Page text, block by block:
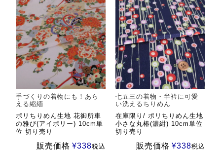
手づくりの着物にも！あら
える縮緬
ポリちりめん生地 花御所車
の雅び(アイボリー) 10cm単
位 切り売り
販売価格 ¥338税込
七五三の着物・半衿に可愛
い洗えるちりめん
在庫限り/ ポリちりめん生地
小さな丸椿(濃紺) 10cm単位
切り売り
販売価格 ¥338税込